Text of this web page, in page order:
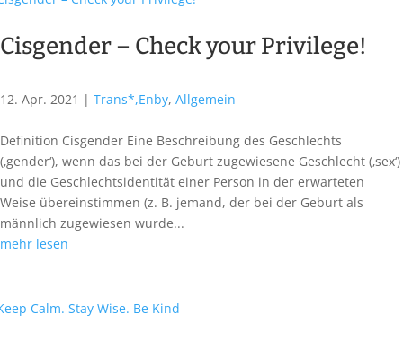
Cisgender – Check your Privilege!
12. Apr. 2021 | Trans*,Enby, Allgemein
Definition Cisgender Eine Beschreibung des Geschlechts
(‚gender‘), wenn das bei der Geburt zugewiesene Geschlecht (‚sex‘)
und die Geschlechtsidentität einer Person in der erwarteten
Weise übereinstimmen (z. B. jemand, der bei der Geburt als
männlich zugewiesen wurde...
mehr lesen